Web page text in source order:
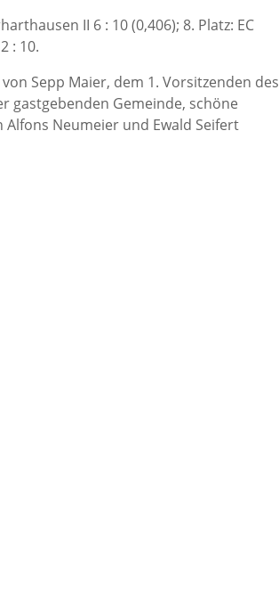
II 6 : 10 (0,406); 8. Platz: EC
: 10.
Sepp Maier, dem 1. Vorsitzenden des
gastgebenden Gemeinde, schöne
Neumeier und Ewald Seifert